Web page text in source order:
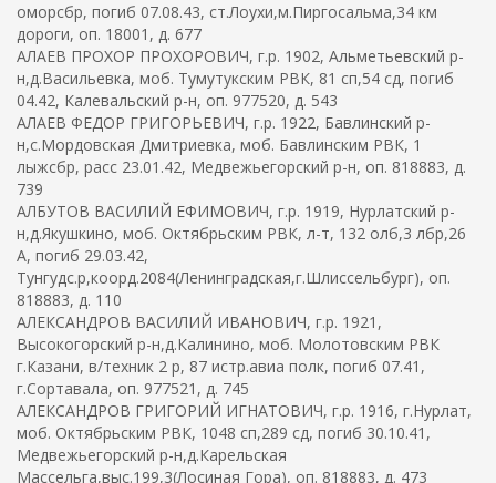
оморсбр, погиб 07.08.43, ст.Лоухи,м.Пиргосальма,34 км
дороги, оп. 18001, д. 677
АЛАЕВ ПРОХОР ПРОХОРОВИЧ, г.р. 1902, Альметьевский р-
н,д.Васильевка, моб. Тумутукским РВК, 81 сп,54 сд, погиб
04.42, Калевальский р-н, оп. 977520, д. 543
АЛАЕВ ФЕДОР ГРИГОРЬЕВИЧ, г.р. 1922, Бавлинский р-
н,с.Мордовская Дмитриевка, моб. Бавлинским РВК, 1
лыжсбр, расс 23.01.42, Медвежьегорский р-н, оп. 818883, д.
739
АЛБУТОВ ВАСИЛИЙ ЕФИМОВИЧ, г.р. 1919, Нурлатский р-
н,д.Якушкино, моб. Октябрьским РВК, л-т, 132 олб,3 лбр,26
А, погиб 29.03.42,
Тунгудс.р,коорд.2084(Ленинградская,г.Шлиссельбург), оп.
818883, д. 110
АЛЕКСАНДРОВ ВАСИЛИЙ ИВАНОВИЧ, г.р. 1921,
Высокогорский р-н,д.Калинино, моб. Молотовским РВК
г.Казани, в/техник 2 р, 87 истр.авиа полк, погиб 07.41,
г.Сортавала, оп. 977521, д. 745
АЛЕКСАНДРОВ ГРИГОРИЙ ИГНАТОВИЧ, г.р. 1916, г.Нурлат,
моб. Октябрьским РВК, 1048 сп,289 сд, погиб 30.10.41,
Медвежьегорский р-н,д.Карельская
Массельга,выс.199,3(Лосиная Гора), оп. 818883, д. 473